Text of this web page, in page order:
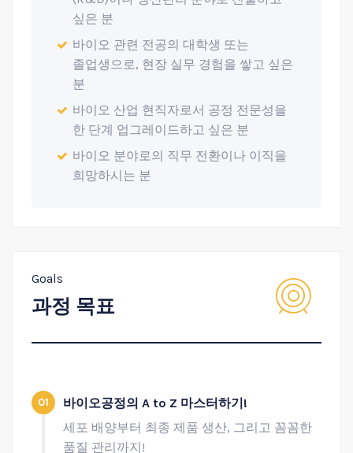
싶은 분
바이오 관련 전공의 대학생 또는
졸업생으로, 현장 실무 경험을 쌓고 싶은
분
바이오 산업 현직자로서 공정 전문성을
한 단계 업그레이드하고 싶은 분
바이오 분야로의 직무 전환이나 이직을
희망하시는 분
Goals
과정 목표
01
바이오공정의 A to Z 마스터하기!
세포 배양부터 최종 제품 생산, 그리고 꼼꼼한
품질 관리까지!